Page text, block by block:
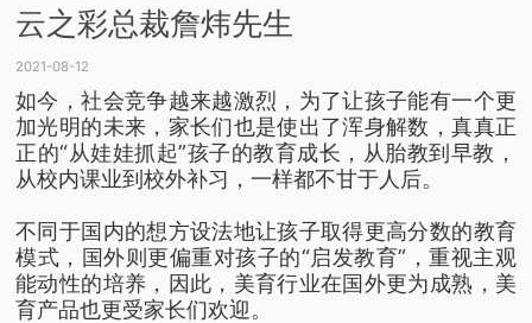
云之彩总裁詹炜先生
2021-08-12
如今，社会竞争越来越激烈，为了让孩子能有一个更
加光明的未来，家长们也是使出了浑身解数，真真正
正的“从娃娃抓起”孩子的教育成长，从胎教到早教，
从校内课业到校外补习，一样都不甘于人后。
不同于国内的想方设法地让孩子取得更高分数的教育
模式，国外则更偏重对孩子的“启发教育”，重视主观
能动性的培养，因此，美育行业在国外更为成熟，美
育产品也更受家长们欢迎。